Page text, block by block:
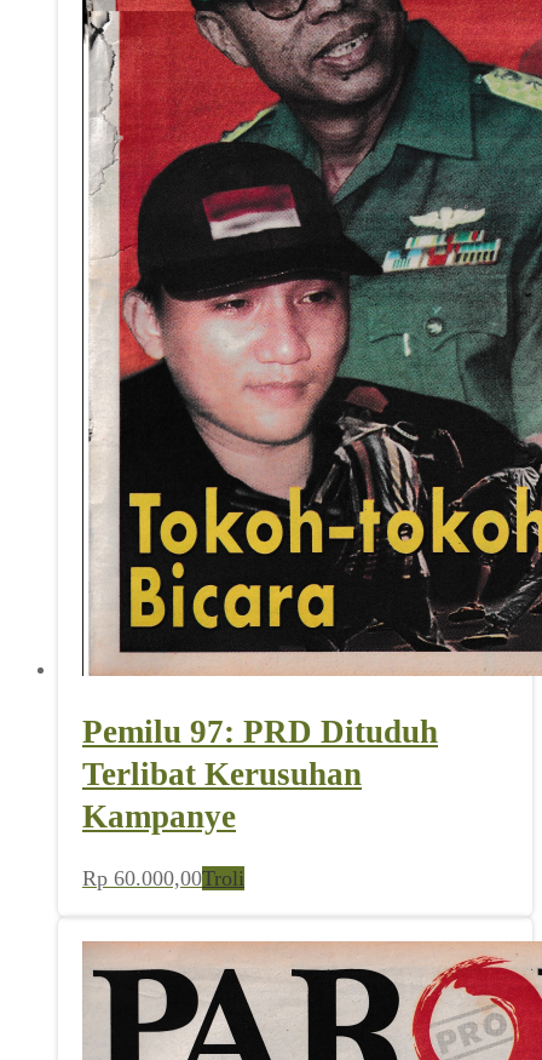
Pemilu 97: PRD Dituduh
Terlibat Kerusuhan
Kampanye
Rp 60.000,00Troli